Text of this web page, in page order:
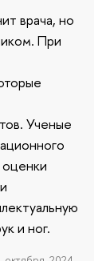
врача, но
При
Ученые
и ног.